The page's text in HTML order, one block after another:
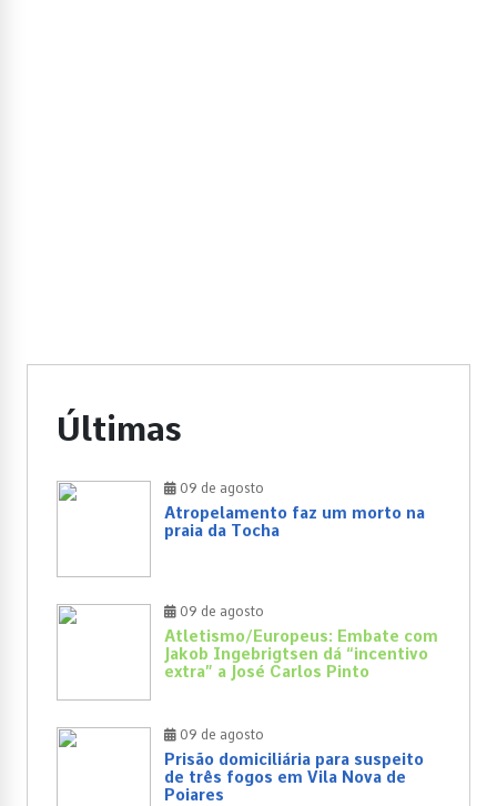
Últimas
09 de agosto
Atropelamento faz um morto na
praia da Tocha
09 de agosto
Atletismo/Europeus: Embate com
Jakob Ingebrigtsen dá “incentivo
extra” a José Carlos Pinto
09 de agosto
Prisão domiciliária para suspeito
de três fogos em Vila Nova de
Poiares